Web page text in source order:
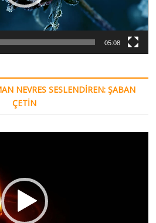
05:08
NEVRES SESLENDIREN: ŞABAN
ÇETIN